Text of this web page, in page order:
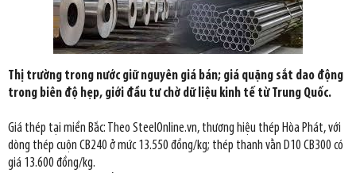
Thị trường trong nước giữ nguyên giá bán; giá quặng sắt dao động
trong biên độ hẹp, giới đầu tư chờ dữ liệu kinh tế từ Trung Quốc.
Giá thép tại miền Bắc: Theo SteelOnline.vn, thương hiệu thép Hòa Phát, với
dòng thép cuộn CB240 ở mức 13.550 đồng/kg; thép thanh vằn D10 CB300 có
giá 13.600 đồng/kg.